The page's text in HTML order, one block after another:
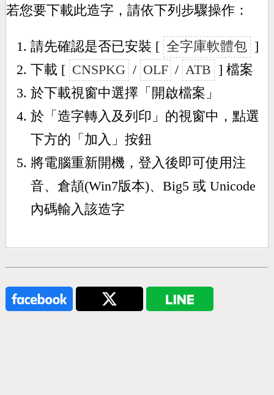
若您要下載此造字，請依下列步驟操作：
請先確認是否已安裝 [ 全字庫軟體包 ]
下載 [ CNSPKG / OLF / ATB ] 檔案
於下載視窗中選擇「開啟檔案」
於「造字轉入及列印」的視窗中，點選
下方的「加入」按鈕
將電腦重新開機，登入後即可使用注
音、倉頡(Win7版本)、Big5 或 Unicode
內碼輸入該造字